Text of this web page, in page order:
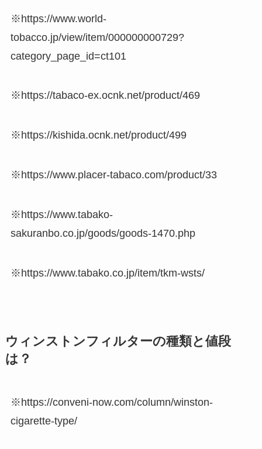
※https://www.world-
tobacco.jp/view/item/000000000729?
category_page_id=ct101
※https://tabaco-ex.ocnk.net/product/469
※https://kishida.ocnk.net/product/499
※https://www.placer-tabaco.com/product/33
※https://www.tabako-
sakuranbo.co.jp/goods/goods-1470.php
※https://www.tabako.co.jp/item/tkm-wsts/
ウィンストンフィルターの種類と値段
は？
※https://conveni-now.com/column/winston-
cigarette-type/